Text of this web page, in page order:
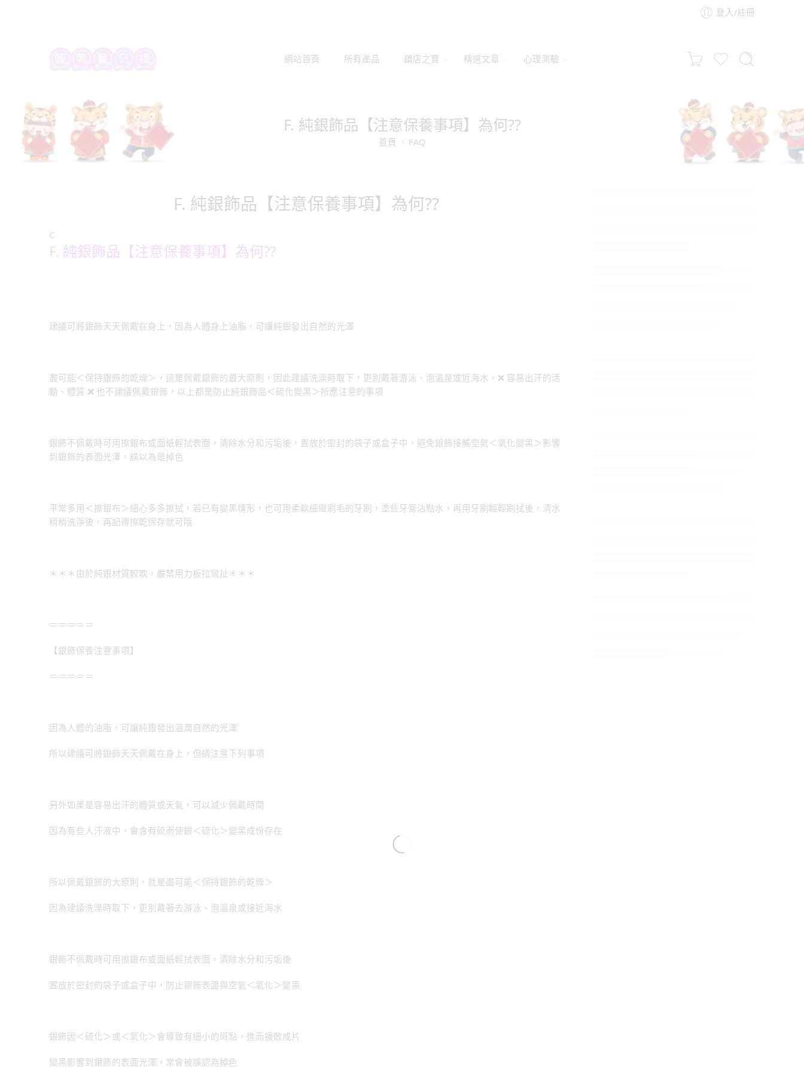
登入/註冊
網站首頁 所有產品 鎮店之寶 精選文章 心理測驗
F. 純銀飾品【注意保養事項】為何??
首頁 FAQ
F. 純銀飾品【注意保養事項】為何??
C
F. 純銀飾品【注意保養事項】為何??
建議可將銀飾天天佩戴在身上，因為人體身上油脂，可讓純銀發出自然的光澤
盡可能＜保持銀飾的乾燥＞，這是佩戴銀飾的最大原則，因此建議洗澡時取下，更別戴著游泳、泡溫泉或近海水，❌ 容易出汗的活
動、體質 ❌ 也不建議佩戴銀飾，以上都是防止純銀飾品＜硫化變黑＞所應注意的事項
銀飾不佩戴時可用擦銀布或面紙輕拭表面，清除水分和污垢後，置放於密封的袋子或盒子中，避免銀飾接觸空氣＜氧化變黑＞影響
到銀飾的表面光澤，誤以為是掉色
平常多用＜擦銀布＞細心多多擦拭，若已有變黑情形，也可用柔軟細緻刷毛的牙刷，塗些牙膏沾點水，再用牙刷輕輕刷拭後，清水
稍稍洗淨後，再記得擦乾保存就可哦
＊＊＊由於純銀材質較軟，嚴禁用力板拉彎扯＊＊＊
＝＝＝＝＝
【銀飾保養注意事項】
＝＝＝＝＝
因為人體的油脂，可讓純銀發出溫潤自然的光澤
所以建議可將銀飾天天佩戴在身上，但請注意下列事項
另外如果是容易出汗的體質或天氣，可以減少佩戴時間
因為有些人汗液中，會含有硫而使銀＜硫化＞變黑成份存在
所以佩戴銀飾的大原則，就是盡可能＜保持銀飾的乾燥＞
因為建議洗澡時取下，更別戴著去游泳、泡溫泉或接近海水
銀飾不佩戴時可用擦銀布或面紙輕拭表面，清除水分和污垢後
置放於密封的袋子或盒子中，防止銀飾表面與空氣＜氧化＞變黑
銀飾因＜硫化＞或＜氧化＞會導致有細小的斑點，進而擴散成片
變黑影響到銀飾的表面光澤，常會被誤認為掉色